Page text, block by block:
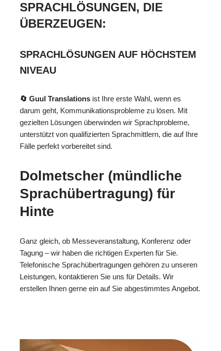
SPRACHLÖSUNGEN, DIE
ÜBERZEUGEN:
SPRACHLÖSUNGEN AUF HÖCHSTEM
NIVEAU
🔄 Guul Translations ist Ihre erste Wahl, wenn es
darum geht, Kommunikationsprobleme zu lösen. Mit
gezielten Lösungen überwinden wir Sprachprobleme,
unterstützt von qualifizierten Sprachmittlern, die auf Ihre
Fälle perfekt vorbereitet sind.
Dolmetscher (mündliche
Sprachübertragung) für
Hinte
Ganz gleich, ob Messeveranstaltung, Konferenz oder
Tagung – wir haben die richtigen Experten für Sie.
Telefonische Sprachübertragungen gehören zu unseren
Leistungen, kontaktieren Sie uns für Details. Wir
erstellen Ihnen gerne ein auf Sie abgestimmtes Angebot.